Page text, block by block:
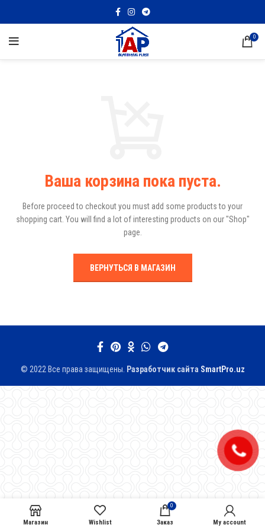
0
Ваша корзина пока пуста.
Before proceed to checkout you must add some products to your
shopping cart. You will find a lot of interesting products on our "Shop"
page.
ВЕРНУТЬСЯ В МАГАЗИН
© 2022 Все права защищены. Разработчик сайтa SmartPro.uz
Магазин Wishlist
0
Заказ My account